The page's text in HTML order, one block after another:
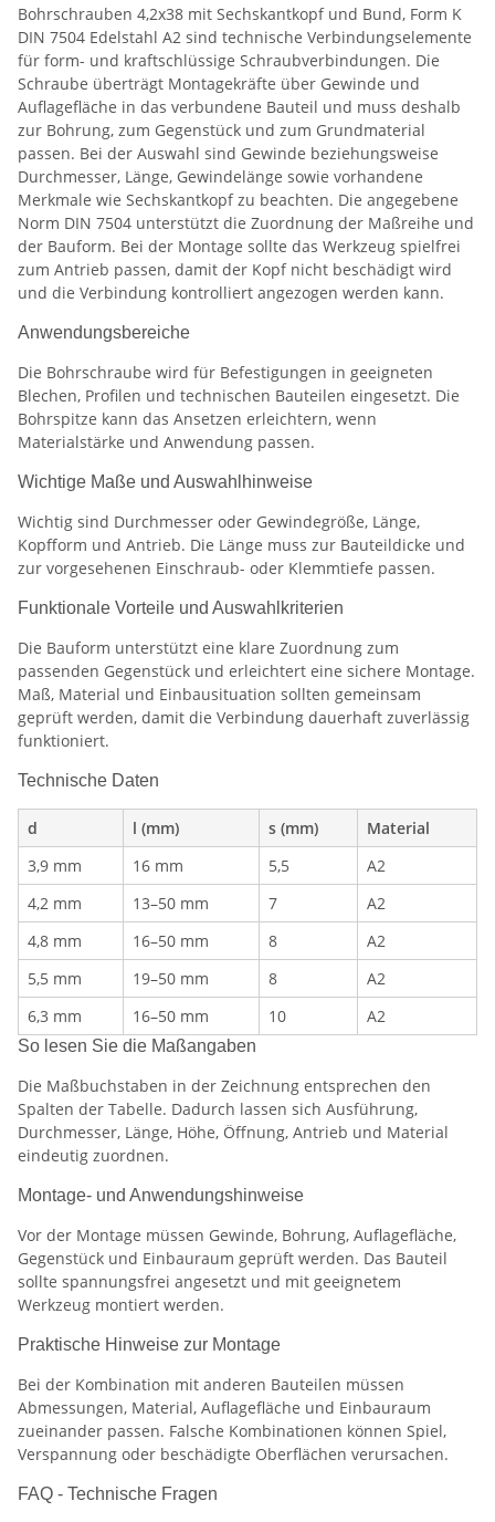
Bohrschrauben 4,2x38 mit Sechskantkopf und Bund, Form K
DIN 7504 Edelstahl A2 sind technische Verbindungselemente
für form- und kraftschlüssige Schraubverbindungen. Die
Schraube überträgt Montagekräfte über Gewinde und
Auflagefläche in das verbundene Bauteil und muss deshalb
zur Bohrung, zum Gegenstück und zum Grundmaterial
passen. Bei der Auswahl sind Gewinde beziehungsweise
Durchmesser, Länge, Gewindelänge sowie vorhandene
Merkmale wie Sechskantkopf zu beachten. Die angegebene
Norm DIN 7504 unterstützt die Zuordnung der Maßreihe und
der Bauform. Bei der Montage sollte das Werkzeug spielfrei
zum Antrieb passen, damit der Kopf nicht beschädigt wird
und die Verbindung kontrolliert angezogen werden kann.
Anwendungsbereiche
Die Bohrschraube wird für Befestigungen in geeigneten
Blechen, Profilen und technischen Bauteilen eingesetzt. Die
Bohrspitze kann das Ansetzen erleichtern, wenn
Materialstärke und Anwendung passen.
Wichtige Maße und Auswahlhinweise
Wichtig sind Durchmesser oder Gewindegröße, Länge,
Kopfform und Antrieb. Die Länge muss zur Bauteildicke und
zur vorgesehenen Einschraub- oder Klemmtiefe passen.
Funktionale Vorteile und Auswahlkriterien
Die Bauform unterstützt eine klare Zuordnung zum
passenden Gegenstück und erleichtert eine sichere Montage.
Maß, Material und Einbausituation sollten gemeinsam
geprüft werden, damit die Verbindung dauerhaft zuverlässig
funktioniert.
Technische Daten
d l (mm) s (mm)
Material
3,9 mm
16 mm 5,5
A2
4,2 mm
13–50 mm 7
A2
4,8 mm
16–50 mm 8
A2
5,5 mm
19–50 mm 8
A2
6,3 mm
16–50 mm 10 A2
So lesen Sie die Maßangaben
Die Maßbuchstaben in der Zeichnung entsprechen den
Spalten der Tabelle. Dadurch lassen sich Ausführung,
Durchmesser, Länge, Höhe, Öffnung, Antrieb und Material
eindeutig zuordnen.
Montage- und Anwendungshinweise
Vor der Montage müssen Gewinde, Bohrung, Auflagefläche,
Gegenstück und Einbauraum geprüft werden. Das Bauteil
sollte spannungsfrei angesetzt und mit geeignetem
Werkzeug montiert werden.
Praktische Hinweise zur Montage
Bei der Kombination mit anderen Bauteilen müssen
Abmessungen, Material, Auflagefläche und Einbauraum
zueinander passen. Falsche Kombinationen können Spiel,
Verspannung oder beschädigte Oberflächen verursachen.
FAQ - Technische Fragen